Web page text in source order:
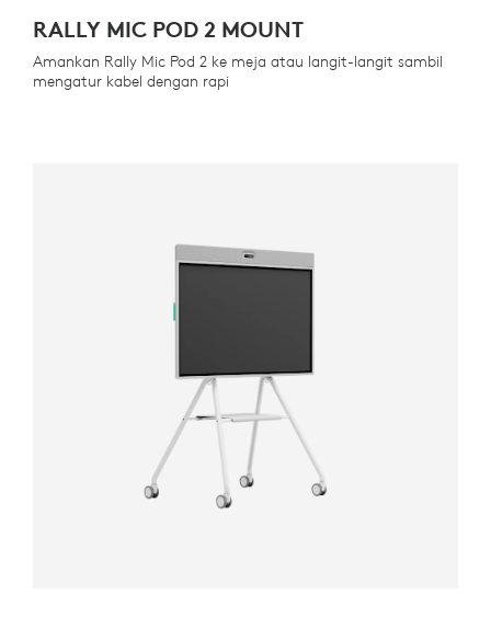
RALLY MIC POD 2 MOUNT
Amankan Rally Mic Pod 2 ke meja atau langit-langit sambil
mengatur kabel dengan rapi